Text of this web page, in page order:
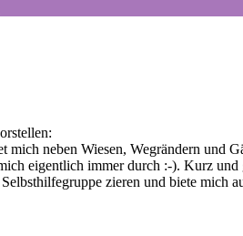
neben Wiesen, Wegrändern und
eigentlich immer durch :-). Kurz
zieren und biete mich